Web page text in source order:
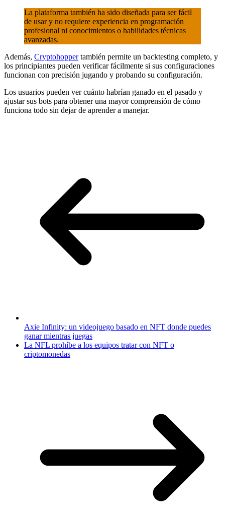
La plataforma también ha sido diseñada para ser fácil
de usar y no requiere experiencia en programación
profesional ni conocimientos o habilidades técnicas
avanzadas.
Además, Cryptohoppertambién permite un backtesting completo, y
los principiantes pueden verificar fácilmente si sus configuraciones
funcionan con precisión jugando y probando su configuración.
Los usuarios pueden ver cuánto habrían ganado en el pasado y
ajustar sus bots para obtener una mayor comprensión de cómo
funciona todo sin dejar de aprender a manejar.
Axie Infinity: un videojuego basado en NFT donde puedes
ganar mientras juegas
La NFL prohíbe a los equipos tratar con NFT o
criptomonedas